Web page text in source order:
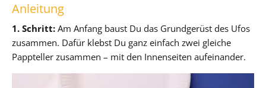
Anleitung
1. Schritt: Am Anfang baust Du das Grundgerüst des Ufos
zusammen. Dafür klebst Du ganz einfach zwei gleiche
Pappteller zusammen – mit den Innenseiten aufeinander.